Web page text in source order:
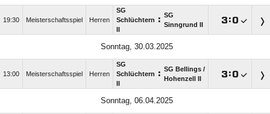
19:30 Meisterschaftsspiel Herren
SG
Schlüchtern : SG
Sinngrund II
:
Sonntag, 30.03.2025
13:00 Meisterschaftsspiel Herren
SG
Schlüchtern : SG Bellings /​
Hohenzell II
:
Sonntag, 06.04.2025